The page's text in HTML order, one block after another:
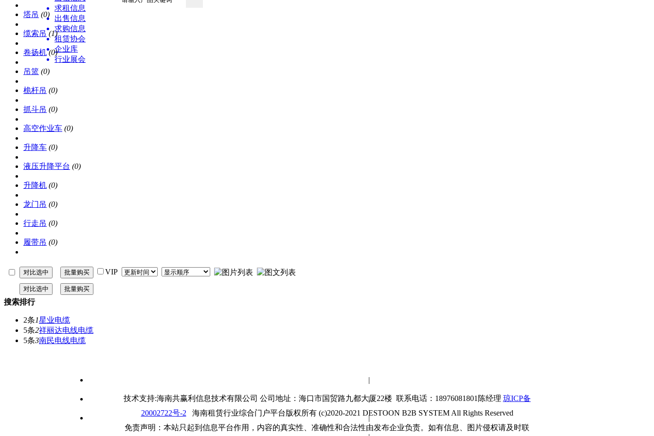
求租信息
出售信息
求购信息
租赁协会
企业库
行业展会
塔吊 (0)
缆索吊 (1)
卷扬机 (0)
吊篮 (0)
桅杆吊 (0)
抓斗吊 (0)
高空作业车 (0)
升降车 (0)
液压升降平台 (0)
升降机 (0)
龙门吊 (0)
行走吊 (0)
履带吊 (0)
VIP
搜索排行
2条1星业电缆
5条2祥丽达电线电缆
5条3南民电线电缆
|
|
|
使用协议
技术支持:海南共赢利信息技术有限公司 公司地址：海口市国贸路九都大厦22楼 联系电话：18976081801陈经理 琼ICP备
20002722号-2 海南租赁行业综合门户平台版权所有 (c)2020-2021 DESTOON B2B SYSTEM All Rights Reserved
免责声明：本站只起到信息平台作用，内容的真实性、准确性和合法性由发布企业负责。如有信息、图片侵权请及时联